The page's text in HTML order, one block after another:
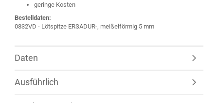
geringe Kosten
Bestelldaten:
0832VD - Lötspitze ERSADUR-, meißelförmig 5 mm
Daten
Ausführlich